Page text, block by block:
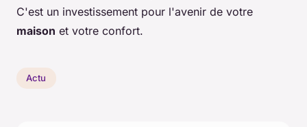
C'est un investissement pour l'avenir de votre
maison et votre confort.
Actu